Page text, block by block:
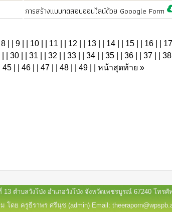
การสร้างแบบทดสอบออนไลน์ด้วย Gooogle Form
| 8 | | 9 | | 10 | | 11 | | 12 | | 13 | | 14 | | 15 | | 16 | | 17 |
| 30 | | 31 | | 32 | | 33 | | 34 | | 35 | | 36 | | 37 | | 38 |
| 45 | | 46 | | 47 | | 48 | | 49 | | หน้าสุดท้าย »
ตำบลวังโป่ง อำเภอวังโป่ง จังหวัดเพชรบูรณ์ 67240 โทรศั
ดย ครูธีราพร ศรีนุช (admin) Email: